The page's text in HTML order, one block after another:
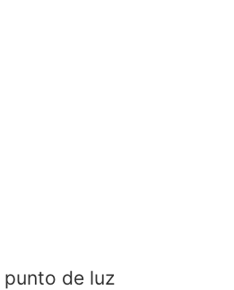
punto de luz